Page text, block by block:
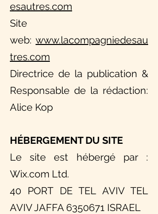
esautres.com
Site
web: www.lacompagniedesau
tres.com
Directrice de la publication &
Responsable de la rédaction:
Alice Kop
HÉBERGEMENT DU SITE
Le site est hébergé par :
Wix.com Ltd.
40 PORT DE TEL AVIV TEL
AVIV JAFFA 6350671 ISRAEL